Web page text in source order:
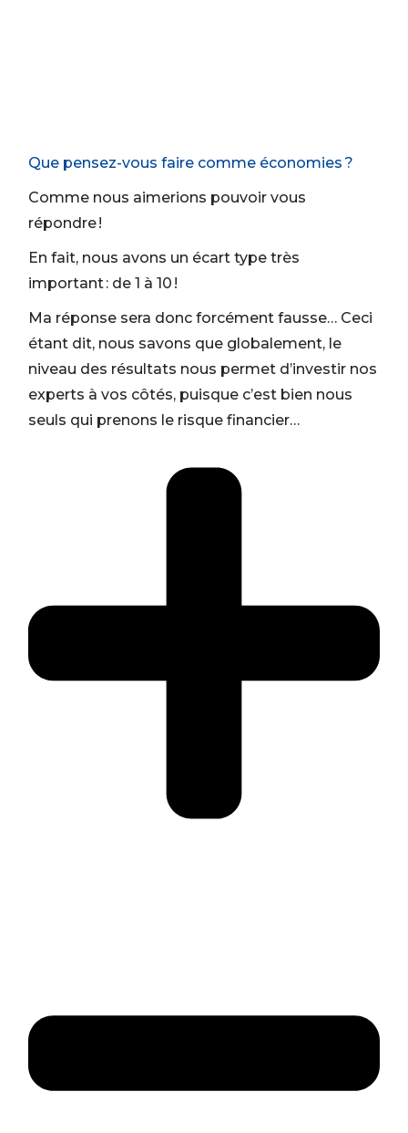
Que pensez-vous faire comme économies ?
Comme nous aimerions pouvoir vous
répondre !
En fait, nous avons un écart type très
important : de 1 à 10 !
Ma réponse sera donc forcément fausse… Ceci
étant dit, nous savons que globalement, le
niveau des résultats nous permet d’investir nos
experts à vos côtés, puisque c’est bien nous
seuls qui prenons le risque financier…